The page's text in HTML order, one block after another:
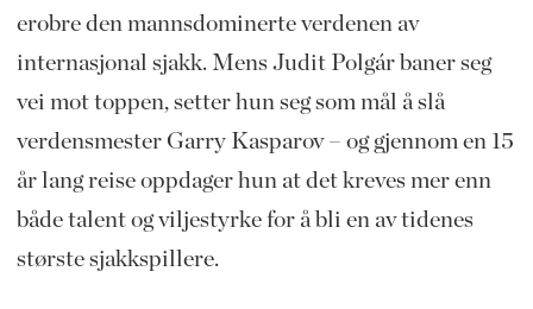
erobre den mannsdominerte verdenen av
internasjonal sjakk. Mens Judit Polgár baner seg
vei mot toppen, setter hun seg som mål å slå
verdensmester Garry Kasparov – og gjennom en 15
år lang reise oppdager hun at det kreves mer enn
både talent og viljestyrke for å bli en av tidenes
største sjakkspillere.